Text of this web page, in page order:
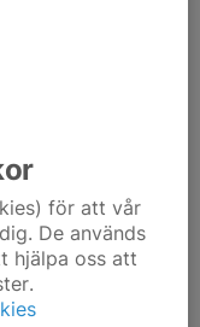
humör!
i Klubbhuset -
- välkomna!!
för att vår
De används
hjälpa oss att